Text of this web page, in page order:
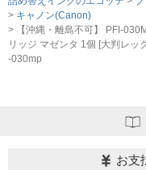
キャノン(Canon)
【沖縄・離島不可】 PFI-
リッジ マゼンタ 1個 [大判レッ
-030mp
お支